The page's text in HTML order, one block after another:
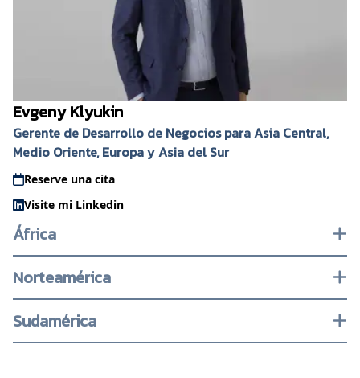
Evgeny Klyukin
Gerente de Desarrollo de Negocios para Asia Central,
Medio Oriente, Europa y Asia del Sur
Reserve una cita
Visite mi Linkedin
África
Norteamérica
Sudamérica